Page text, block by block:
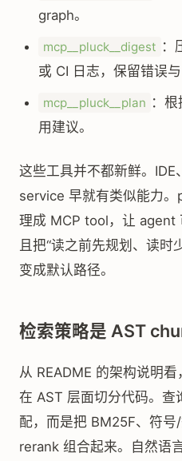
graph。
mcp__pluck__digest ：
或 CI 日志，保留错误与
mcp__pluck__plan ：
用建议。
这些工具并不都新鲜。
service 早就有类似能力
理成 MCP tool，让 agent
且把“读之前先规划、读时
变成默认路径。
检索策略是 AST
从 README 的架构说明
在 AST 层面切分代码。查
配，而是把 BM25F、符
rerank 组合起来。自然语